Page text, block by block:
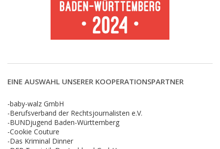
EINE AUSWAHL UNSERER KOOPERATIONSPARTNER
-baby-walz GmbH
-Berufsverband der Rechtsjournalisten e.V.
-BUNDjugend Baden-Württemberg
-Cookie Couture
-Das Kriminal Dinner